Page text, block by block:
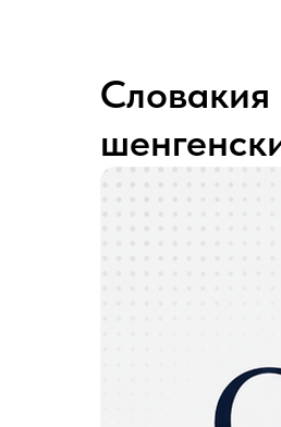
Словакия